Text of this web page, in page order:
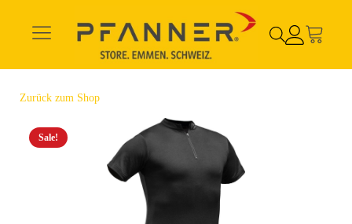
Zurück zum Shop
Sale!